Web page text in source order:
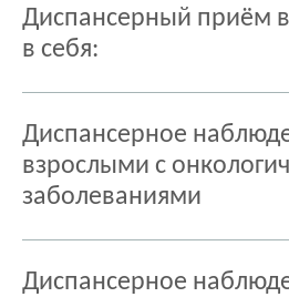
Диспансерный приём
в себя:
Диспансерное
взрослыми с
заболеваниями
Диспансерное